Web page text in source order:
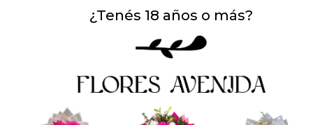
¿Tenés 18 años o más?